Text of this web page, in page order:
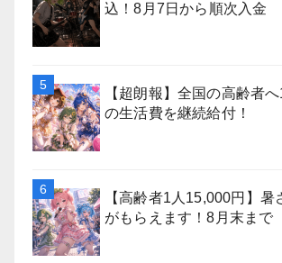
込！8月7日から順次入金
【超朗報】全国の高齢者
の生活費を継続給付！
【高齢者1人15,000円】暑
がもらえます！8月末まで